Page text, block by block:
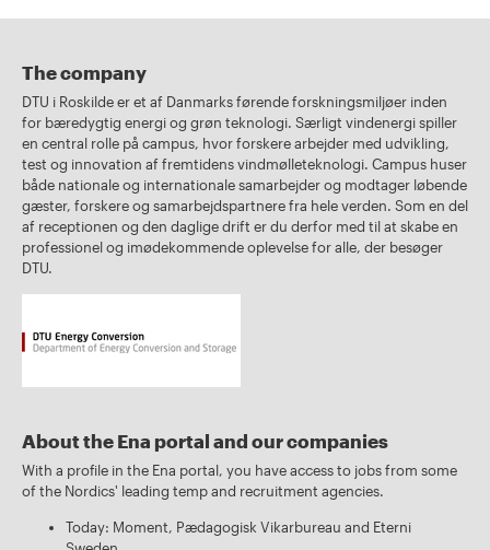
The company
DTU i Roskilde er et af Danmarks førende forskningsmiljøer inden
for bæredygtig energi og grøn teknologi. Særligt vindenergi spiller
en central rolle på campus, hvor forskere arbejder med udvikling,
test og innovation af fremtidens vindmølleteknologi. Campus huser
både nationale og internationale samarbejder og modtager løbende
gæster, forskere og samarbejdspartnere fra hele verden. Som en del
af receptionen og den daglige drift er du derfor med til at skabe en
professionel og imødekommende oplevelse for alle, der besøger
DTU.
About the Ena portal and our companies
With a profile in the Ena portal, you have access to jobs from some
of the Nordics' leading temp and recruitment agencies.
Today: Moment, Pædagogisk Vikarbureau and Eterni